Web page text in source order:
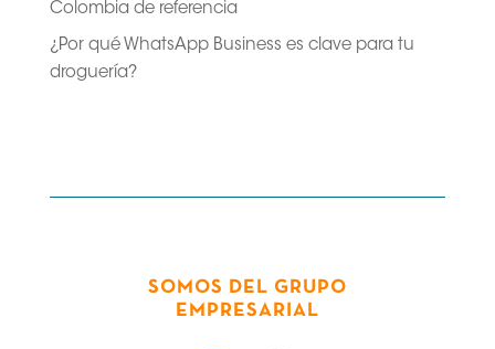
Colombia de referencia
¿Por qué WhatsApp Business es clave para tu
droguería?
SOMOS DEL GRUPO
EMPRESARIAL